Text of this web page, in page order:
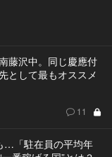
藤沢中。同じ慶應付
として最もオススメ
11
…「駐在員の平均年